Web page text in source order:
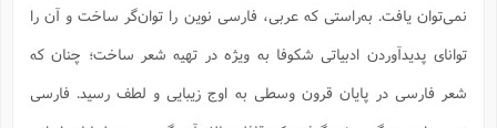
نمى‌توان یافت. به‌راستى که عربى، فارسى نوین را توان‌گر ساخت و آن را
تواناى پدیدآوردن ادبیاتى شکوفا به ویژه در تهیه شعر ساخت؛ چنان که
شعر فارسى در پایان قرون وسطى‌ به اوج زیبایى و لطف رسید. فارسى